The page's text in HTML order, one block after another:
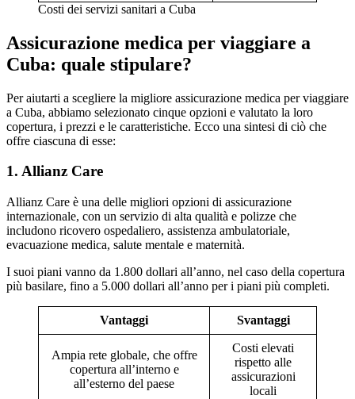
Costi dei servizi sanitari a Cuba
Assicurazione medica per viaggiare a
Cuba: quale stipulare?
Per aiutarti a scegliere la migliore assicurazione medica per viaggiare
a Cuba, abbiamo selezionato cinque opzioni e valutato la loro
copertura, i prezzi e le caratteristiche. Ecco una sintesi di ciò che
offre ciascuna di esse:
1. Allianz Care
Allianz Care è una delle migliori opzioni di assicurazione
internazionale, con un servizio di alta qualità e polizze che
includono ricovero ospedaliero, assistenza ambulatoriale,
evacuazione medica, salute mentale e maternità.
I suoi piani vanno da 1.800 dollari all’anno, nel caso della copertura
più basilare, fino a 5.000 dollari all’anno per i piani più completi.
Vantaggi Svantaggi
Ampia rete globale, che offre
copertura all’interno e
all’esterno del paese
Costi elevati
rispetto alle
assicurazioni
locali